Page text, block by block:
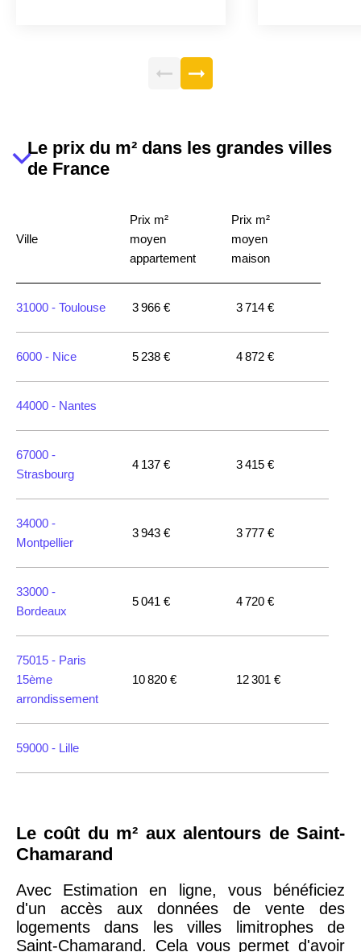
Le prix du m² dans les grandes villes
de France
Ville
Prix m²
moyen
appartement
Prix m²
moyen
maison
31000 - Toulouse 3 966 € 3 714 €
6000 - Nice 5 238 € 4 872 €
44000 - Nantes
67000 -
Strasbourg
4 137 € 3 415 €
34000 -
Montpellier
3 943 € 3 777 €
33000 -
Bordeaux
5 041 € 4 720 €
75015 - Paris
15ème
arrondissement
10 820 € 12 301 €
59000 - Lille
75018 -
arrondissement
75020 -Paris
Le coût du m² aux alentours de Saint-
Chamarand
Avec Estimation en ligne, vous bénéficiez
d'un accès aux données de vente des
logements dans les villes limitrophes de
Saint-Chamarand. Cela vous permet d'avoir